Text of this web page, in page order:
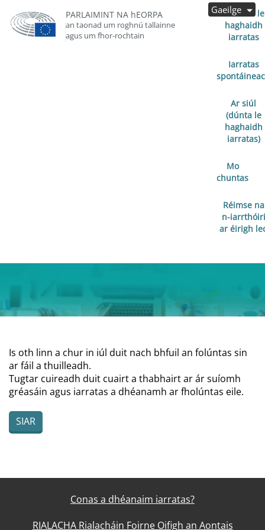
PARLAIMINT NA hEORPA
an taonad um roghnú tallainne
agus um fhor-rochtain
Oscailte le
haghaidh
iarratas
Iarratas
Ar siúl
(dúnta le
haghaidh
iarratas)
Mo
chuntas
Réimse na
n-iarrthóirí
ar éirigh
Gaeilge
Is oth linn a chur in iúl duit nach bhfuil an folúntas sin
ar fáil a thuilleadh.
Tugtar cuireadh duit cuairt a thabhairt ar ár suíomh
gréasáin agus iarratas a dhéanamh ar fholúntas eile.
SIAR
Conas a dhéanaim iarratas?
RIALACHA Rialacháin Foirne Oifigh an Aontais